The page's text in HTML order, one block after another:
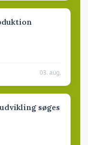
03. aug.
søges